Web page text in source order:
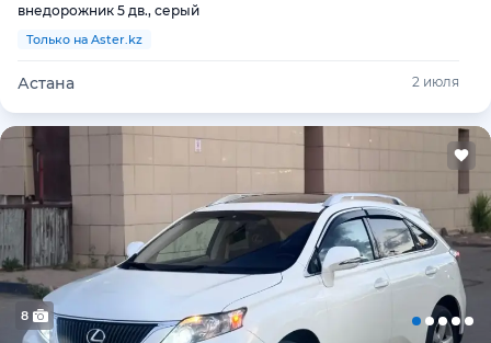
внедорожник 5 дв., серый
Только на Aster.kz
Астана 2 июля
8